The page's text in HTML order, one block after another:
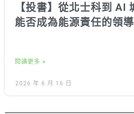
【投書】從北士科到 AI
能否成為能源責任的領
閱讀更多 »
2026 年 6 月 16 日